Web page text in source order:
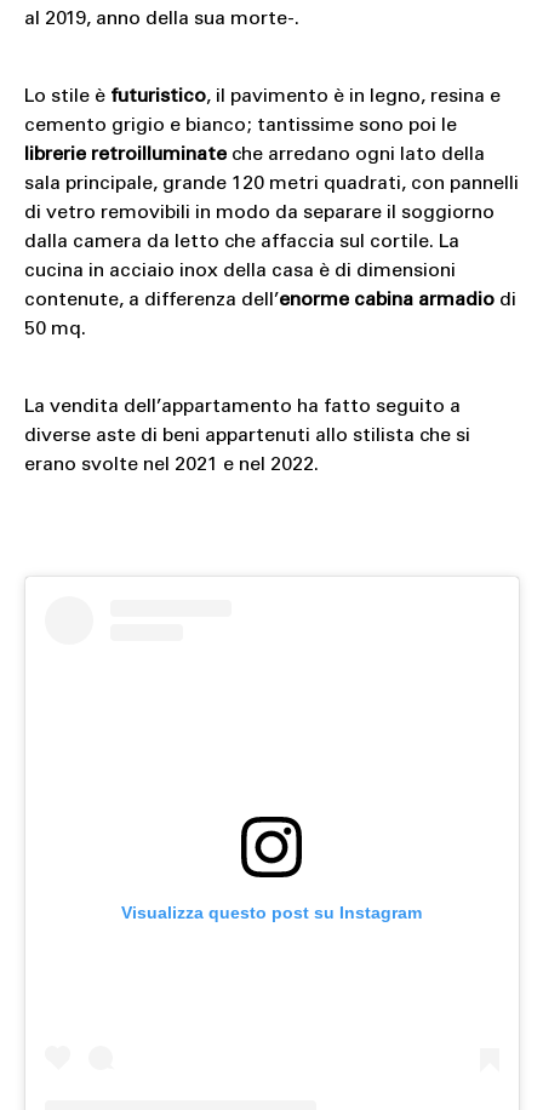
al 2019, anno della sua morte-.
Lo stile è futuristico, il pavimento è in legno, resina e
cemento grigio e bianco; tantissime sono poi le
librerie retroilluminateche arredano ogni lato della
sala principale, grande 120 metri quadrati, con pannelli
di vetro removibili in modo da separare il soggiorno
dalla camera da letto che affaccia sul cortile. La
cucina in acciaio inox della casa è di dimensioni
contenute, a differenza dell’enorme cabina armadiodi
50 mq.
La vendita dell’appartamento ha fatto seguito a
diverse aste di beni appartenuti allo stilista che si
erano svolte nel 2021 e nel 2022.
Visualizza questo post su Instagram